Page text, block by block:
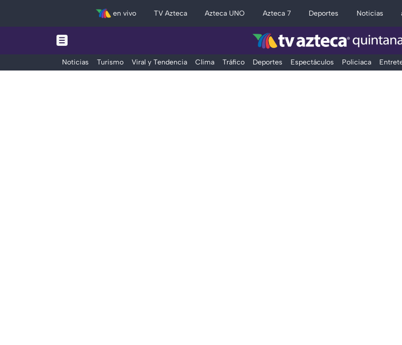
en vivo TV Azteca Azteca UNO Azteca 7 Deportes Noticias
Noticias Turismo Viral y Tendencia Clima Tráfico Deportes Espectáculos Policiaca